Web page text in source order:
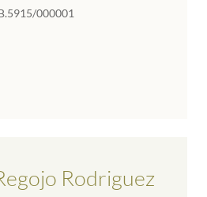
000001
Rodriguez